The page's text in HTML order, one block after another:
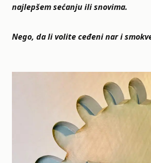
najlepšem sećanju ili snovima.
Nego, da li volite ceđeni nar i